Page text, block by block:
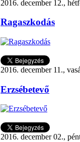
2016. december 12.,
Ragaszkodás
2016. december 11.,
Erzsébetevő
2016. december 02.,